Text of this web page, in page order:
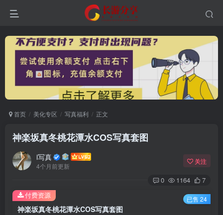
首页 美化专区 写真福利 正文
神楽坂真冬桃花潭水COS写真套图
i写真
4个月前更新
关注
0 1164 7
神楽坂真冬桃花潭水COS写真套图
付费资源 已售 24